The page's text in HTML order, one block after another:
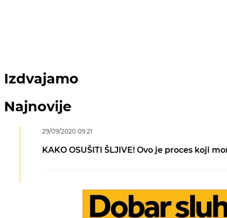
Izdvajamo
Najnovije
KAKO OSUŠITI ŠLJIVE! Ovo je proces koji
29/09/2020 09:21